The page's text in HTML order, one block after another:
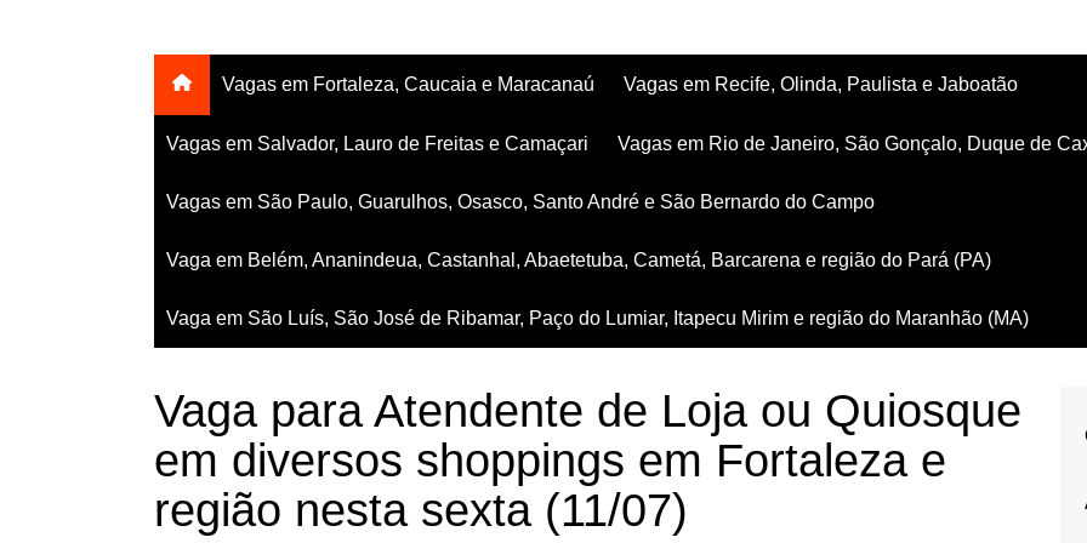
Vagas em Fortaleza, Caucaia e Maracanaú Vagas em Recife, Olinda, Paulista e Jaboatão
Vagas em Salvador, Lauro de Freitas e Camaçari Vagas em Rio de Janeiro, São Gonçalo, Duque de
Vagas em São Paulo, Guarulhos, Osasco, Santo André e São Bernardo do Campo
Vaga em Belém, Ananindeua, Castanhal, Abaetetuba, Cametá, Barcarena e região do Pará (PA)
Vaga em São Luís, São José de Ribamar, Paço do Lumiar, Itapecu Mirim e região do Maranhão (MA)
Vaga para Atendente de Loja ou Quiosque
em diversos shoppings em Fortaleza e
região nesta sexta (11/07)